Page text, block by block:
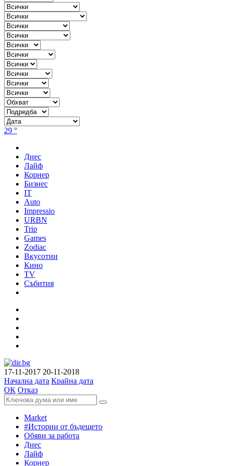
29 °
Днес
Лайф
Корнер
Бизнес
IT
Auto
Impressio
URBN
Trip
Games
Zodiac
Вкусотии
Кино
TV
Събития
17-11-2017 20-11-2018
Начална дата Крайна дата
ОК Отказ
Market
#Истории от бъдещето
Обяви за работа
Днес
Лайф
Корнер